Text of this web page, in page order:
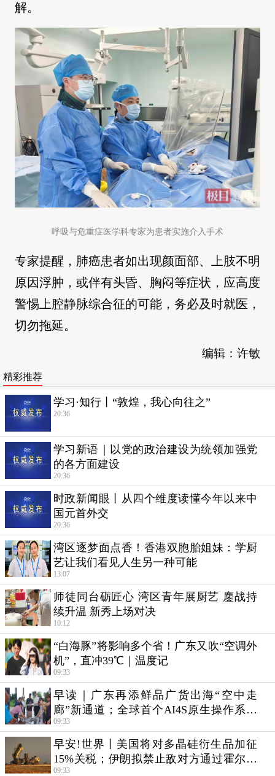
解。
呼吸与危重症医学科专家为患者实施介入手术
专家提醒，肺癌患者如出现颜面部、上肢不明
原因浮肿，或伴有头昏、胸闷等症状，应高度
警惕上腔静脉综合征的可能，务必及时就医，
切勿拖延。
编辑：许敏
精彩推荐